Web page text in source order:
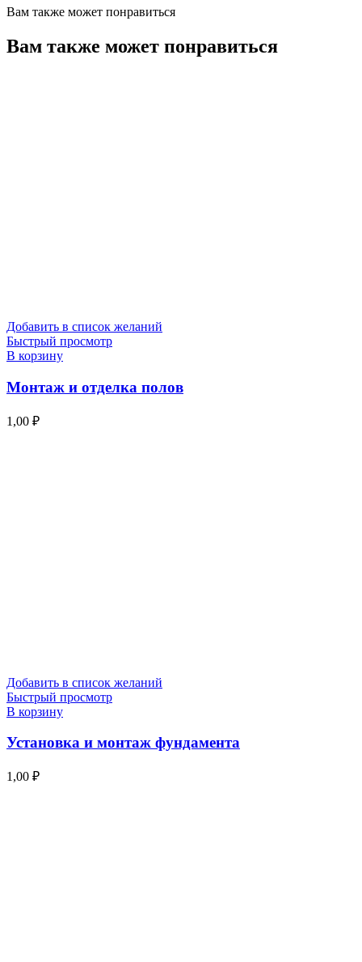
Вам также может понравиться
Вам также может понравиться
Добавить в список желаний
Быстрый просмотр
В корзину
Монтаж и отделка полов
1,00 ₽
Добавить в список желаний
Быстрый просмотр
В корзину
Установка и монтаж фундамента
1,00 ₽